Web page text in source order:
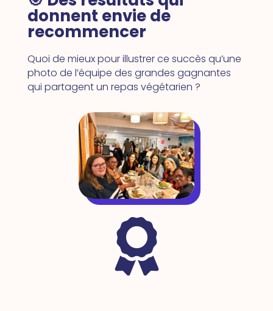
donnent envie de
recommencer
Quoi de mieux pour illustrer ce succès qu’une
photo de l’équipe des grandes gagnantes
qui partagent un repas végétarien ?
